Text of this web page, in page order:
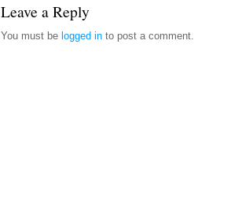
Leave a Reply
You must be logged in to post a comment.